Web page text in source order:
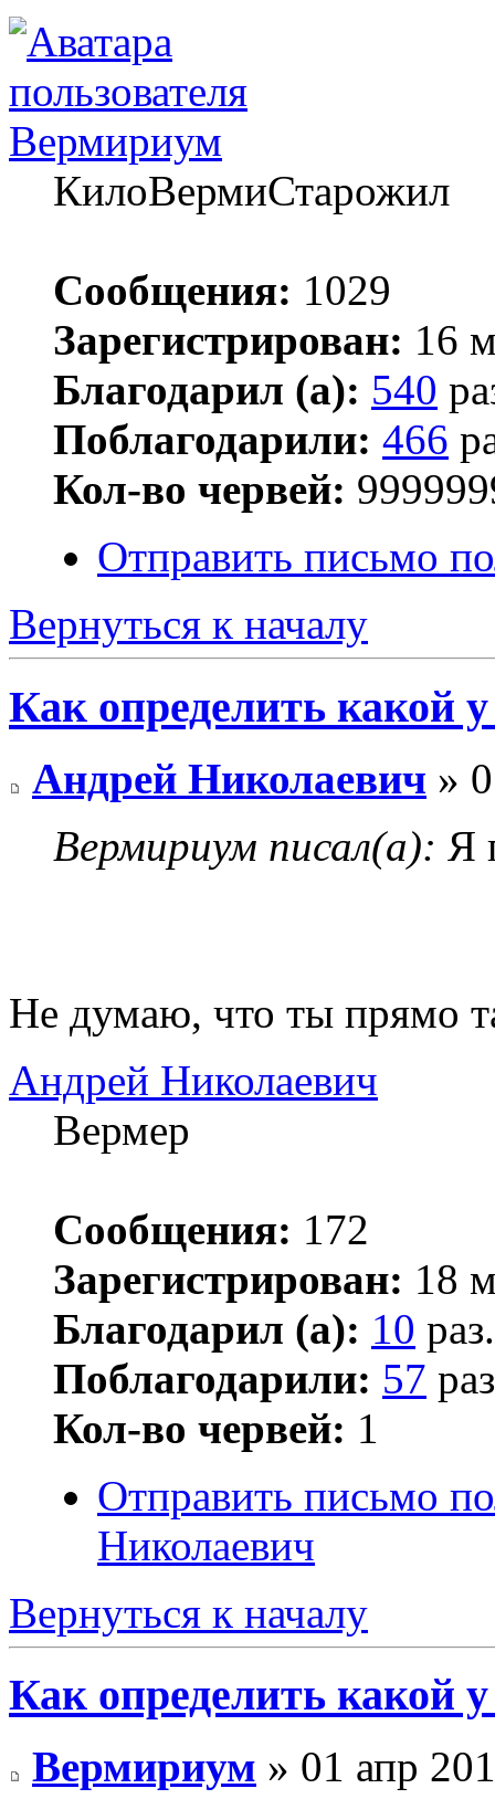
Вермириум
КилоВермиСтарожил
Сообщения: 1029
Зарегистрирован: 16
Благодарил (а): 540
Поблагодарили: 466
Кол-во червей:
Отправить письмо
Вернуться к началу
Как определить какой
Андрей Николаевич »
Вермириум писал(а): Я
Не думаю, что ты прямо
Андрей Николаевич
Вермер
Сообщения: 172
Зарегистрирован: 18
Благодарил (а): 10 раз.
Поблагодарили: 57
Кол-во червей: 1
Отправить письмо
Николаевич
Вернуться к началу
Как определить какой
Вермириум » 01 апр